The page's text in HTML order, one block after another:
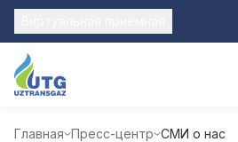
Главная Пресс-центр СМИ о нас